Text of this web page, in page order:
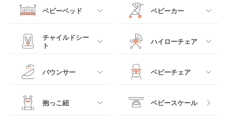
ベビーベッド
すべて
レギュラーサイズベビ
ベッドインベッド
ベビーカー
すべて
チャイルドシー
ト
すべて
ハイローチェア
すべて
バウンサー
すべて
ベビーチェア
すべて
抱っこ紐 ベビースケール